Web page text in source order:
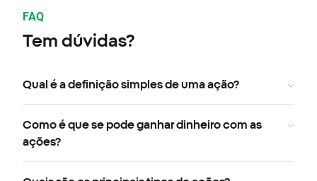
FAQ
Tem dúvidas?
Qual é a definição simples de uma ação?
Como é que se pode ganhar dinheiro com as
ações?